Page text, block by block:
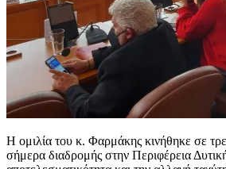
Η ομιλία του κ. Φαρμάκης κινήθηκε σε
σήμερα διαδρομής στην Περιφέρεια